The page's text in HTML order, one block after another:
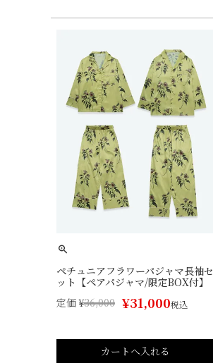
ペチュニアフラワーパジャマ長袖セ
ット【ペアパジャマ/限定BOX付】
定価 ¥36,000 ¥31,000税込
カートへ入れる